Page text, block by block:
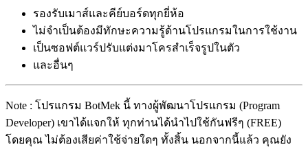
รองรับเมาส์และคีย์บอร์ดทุกยี่ห้อ
ไม่จำเป็นต้องมีทักษะความรู้ด้านโปรแกรมในการใช้งาน
เป็นซอฟต์แวร์ปรับแต่งมาโครสำเร็จรูปในตัว
และอื่นๆ
Note : โปรแกรม BotMek นี้ ทางผู้พัฒนาโปรแกรม (Program
Developer) เขาได้แจกให้ ทุกท่านได้นำไปใช้กันฟรีๆ (FREE)
โดยคุณ ไม่ต้องเสียค่าใช้จ่ายใดๆ ทั้งสิ้น นอกจากนี้แล้ว คุณยัง